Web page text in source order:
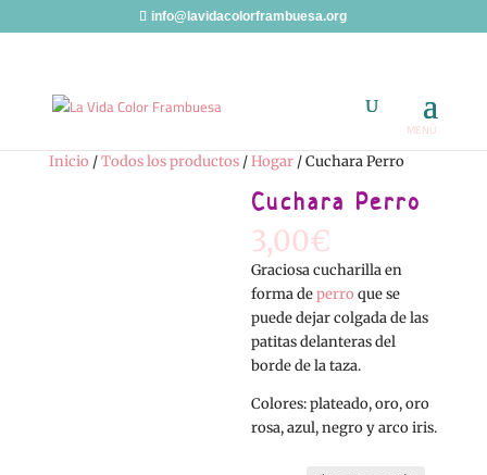
info@lavidacolorframbuesa.org
Inicio /Todos los productos/Hogar/ Cuchara Perro
Cuchara Perro
3,00€
Graciosa cucharilla en
forma deperro que se
puede dejar colgada de las
patitas delanteras del
borde de la taza.
Colores: plateado, oro, oro
rosa, azul, negro y arco iris.